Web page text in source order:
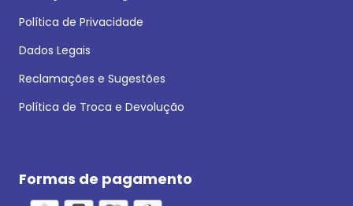
Política de Privacidade
Dados Legais
Reclamações e Sugestões
Política de Troca e Devolução
Formas de pagamento